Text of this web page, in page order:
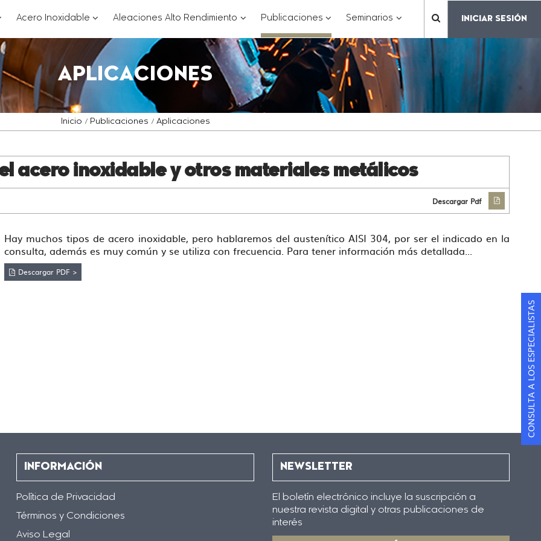
Acero Inoxidable???
key.formatter.header.toggle.subsections???
Aleaciones Alto Rendimiento ???
key.formatter.header.toggle.subsections???
Publicaciones???
key.formatter.header.toggle.subsections???
Seminarios ???
???
INICIAR SESIÓN
APLICACIONES
Inicio Publicaciones Aplicaciones
acero inoxidable y otros materiales metálicos
Descargar Pdf
Hay muchos tipos de acero inoxidable, pero hablaremos del austenítico AISI 304, por ser el indicado en la
consulta, además es muy común y se utiliza con frecuencia. Para tener información más detallada...
Descargar PDF >
INFORMACIÓN
Política de Privacidad
Términos y Condiciones
Aviso Legal
NEWSLETTER
El boletín electrónico incluye la suscripción a
nuestra revista digital y otras publicaciones de
interés
CONSULTA A LOS ESPECIALISTAS